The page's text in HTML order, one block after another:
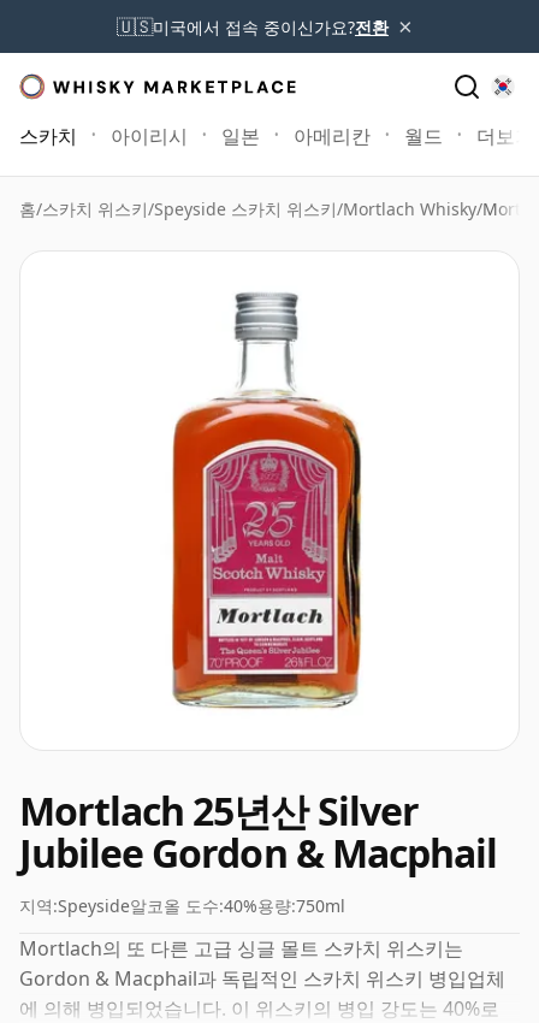
🇺🇸미국에서 접속 중이신가요?전환 ×
스카치 아이리시 일본 아메리칸 월드 더보기
홈/스카치 위스키/Speyside 스카치 위스키/Mortlach Whisky/
Mortlach 25년산 Silver
Jubilee Gordon & Macphail
지역:Speyside알코올 도수:40%용량:750ml
Mortlach의 또 다른 고급 싱글 몰트 스카치 위스키는
Gordon & Macphail과 독립적인 스카치 위스키 병입업체
에 의해 병입되었습니다. 이 위스키의 병입 강도는 40%로